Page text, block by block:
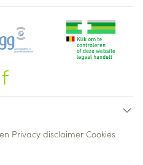
Privacy disclaimer Cookies